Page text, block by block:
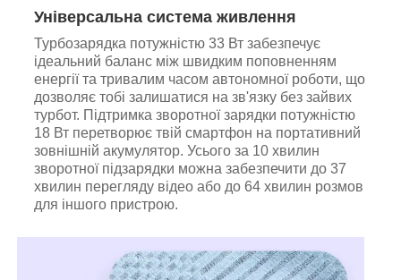
Універсальна система живлення
Турбозарядка потужністю 33 Вт забезпечує
ідеальний баланс між швидким поповненням
енергії та тривалим часом автономної роботи, що
дозволяє тобі залишатися на зв'язку без зайвих
турбот. Підтримка зворотної зарядки потужністю
18 Вт перетворює твій смартфон на портативний
зовнішній акумулятор. Усього за 10 хвилин
зворотної підзарядки можна забезпечити до 37
хвилин перегляду відео або до 64 хвилин розмов
для іншого пристрою.